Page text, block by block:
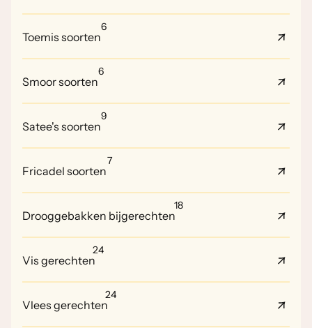
Toemis soorten
6
Smoor soorten
6
Satee's soorten
9
Fricadel soorten
7
Drooggebakken bijgerechten
18
Vis gerechten
24
Vlees gerechten
24